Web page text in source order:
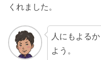
くれました。
人にもよる
よう。